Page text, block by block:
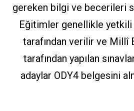
gereken bilgi ve becerileri
Eğitimler genellikle yetkili
tarafından verilir ve Millî
tarafından yapılan
adaylar ODY4 belgesini